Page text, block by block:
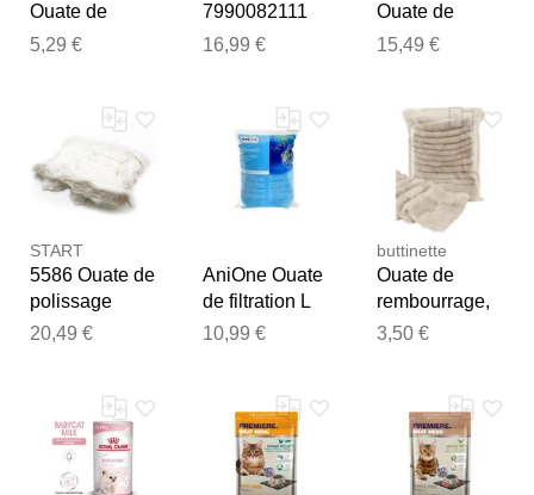
Ouate de
polissage
5,29 €
7990082111
Ouate de
16,99 €
Ouate de
polissage
15,49 €
START
5586 Ouate de
polissage
couleur blanc
20,49 €
AniOne Ouate
de filtration L
10,99 €
buttinette
Ouate de
rembourrage,
beige, 300 g
3,50 €